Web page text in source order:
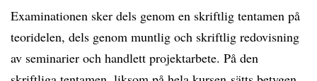
Examinationen sker dels genom en skriftlig tentamen på
teoridelen, dels genom muntlig och skriftlig redovisning
av seminarier och handlett projektarbete. På den